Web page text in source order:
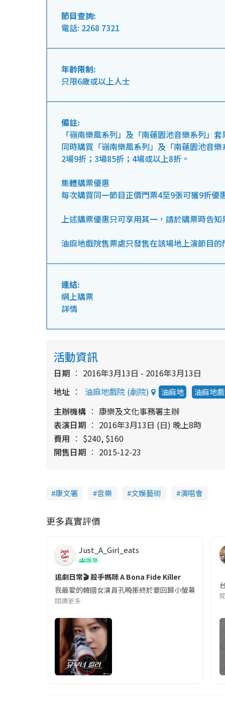
節目查詢:
電話: 2268 7321
年齡限制:
只限6歲或以上人士
備註:
「嶺南樂風系列」及「南蓮園池音樂系列」
同時購買「嶺南樂風系列」及「南蓮園池音
2場9折；3場85折；4場或以上8折。
集體購票優惠
每次購買同一節目正價門票4至9張可獲9折
上述購票優惠只可享用其一，請於購票時告
油麻地戲院售票處只發售在該場地上演節目的
連結:
網上購票
詳情
活動資訊
日期
2016年3月13日 - 2016年3月13日
地址
油麻地戲院 (劇院) 油麻地 油麻地
主辦機構
康樂及文化事務署主辦
表演日期
2016年3月13日 (日) 晚上8時
費用
$240, $160
開售日期
2015-12-23
康文署 音樂 文娛藝術 演唱會
更多真實評價
Just_A_Girl_eats
娛樂
追劇日常🎬 殺手媽咪 A Bona Fide Killer
我最愛的韓國女演員孔曉振終於要回歸小螢幕啦!這次
閱讀更多